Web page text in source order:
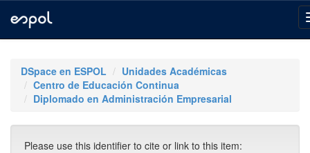
navigationDSpace en ESPOL
Unidades Académicas
Centro de Educación Continua
Diplomado en Administración Empresarial
Please use this identifier to cite or link to this item: